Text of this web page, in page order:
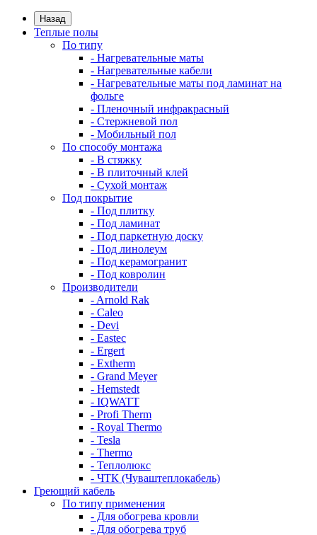
Назад
Теплые полы
По типу
- Нагревательные маты
- Нагревательные кабели
- Нагревательные маты под ламинат на
фольге
- Пленочный инфракрасный
- Стержневой пол
- Мобильный пол
По способу монтажа
- В стяжку
- В плиточный клей
- Сухой монтаж
Под покрытие
- Под плитку
- Под ламинат
- Под паркетную доску
- Под линолеум
- Под керамогранит
- Под ковролин
Производители
- Arnold Rak
- Caleo
- Devi
- Eastec
- Ergert
- Extherm
- Grand Meyer
- Hemstedt
- IQWATT
- Profi Therm
- Royal Thermo
- Tesla
- Thermo
- Теплолюкс
- ЧТК (Чуваштеплокабель)
Греющий кабель
По типу применения
- Для обогрева кровли
- Для обогрева труб